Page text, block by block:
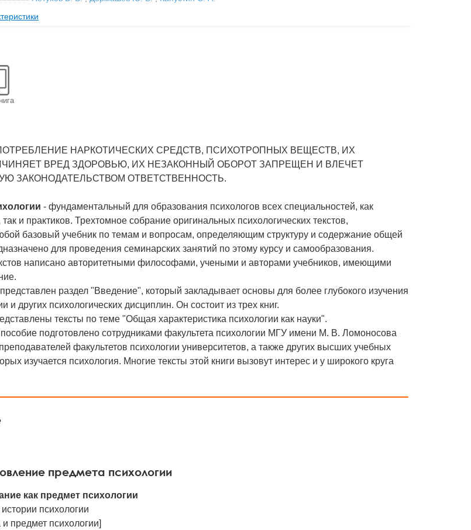
Когито-Центр
19951
НАРКОТИЧЕСКИХ СРЕДСТВ, ПСИХОТРОПНЫХ ВЕЩЕСТВ, ИХ
ВРЕД ЗДОРОВЬЮ, ИХ НЕЗАКОННЫЙ ОБОРОТ ЗАПРЕЩЕН И ВЛЕЧЕТ
ЗАКОНОДАТЕЛЬСТВОМ ОТВЕТСТВЕННОСТЬ.
- фундаментальный для образования психологов всех специальностей, как
и практиков. Трехтомное собрание оригинальных психологических текстов,
базовый учебник по темам и вопросам, определяющим структуру и содержание общей
для проведения семинарских занятий по этому курсу и самообразования.
написано авторитетными философами, учеными и авторами учебников, имеющими
представлен раздел "Введение", который закладывает основы для более глубокого изучения
и других психологических дисциплин. Он состоит из трех книг.
тексты по теме "Общая характеристика психологии как науки".
подготовлено сотрудниками факультета психологии МГУ имени М. В. Ломоносова
факультетов психологии университетов, а также других высших учебных
изучается психология. Многие тексты этой книги вызовут интерес и у широкого круга
предмета психологии
как предмет психологии
психологии
предмет психологии]